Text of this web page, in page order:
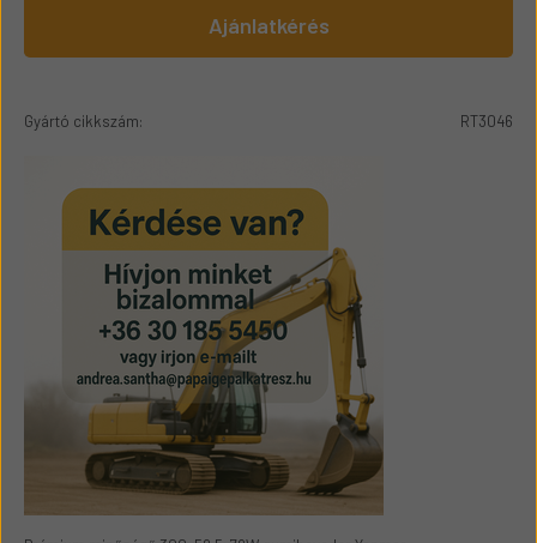
Ajánlatkérés
Gyártó cikkszám: RT3046